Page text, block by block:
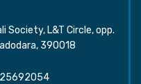
Society, L&T Circle, opp.
390018